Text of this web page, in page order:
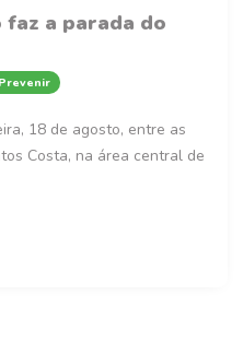
faz a parada do
Prevenir
18 de agosto, entre as
Costa, na área central de